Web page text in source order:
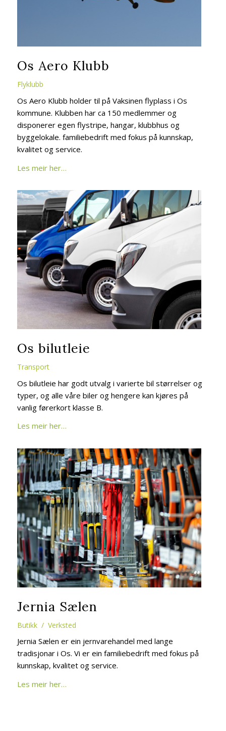
Os Aero Klubb
Flyklubb
Os Aero Klubb holder til på Vaksinen flyplass i Os
kommune. Klubben har ca 150 medlemmer og
disponerer egen flystripe, hangar, klubbhus og
byggelokale. familiebedrift med fokus på kunnskap,
kvalitet og service.
Les meir her…
Os bilutleie
Transport
Os bilutleie har godt utvalg i varierte bil størrelser og
typer, og alle våre biler og hengere kan kjøres på
vanlig førerkort klasse B.
Les meir her…
Jernia Sælen
Butikk / Verksted
Jernia Sælen er ein jernvarehandel med lange
tradisjonar i Os. Vi er ein familiebedrift med fokus på
kunnskap, kvalitet og service.
Les meir her…